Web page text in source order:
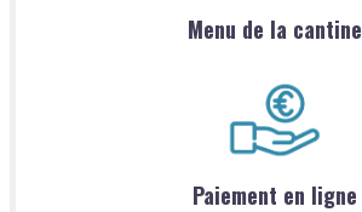
Menu de la cantine
Paiement en ligne